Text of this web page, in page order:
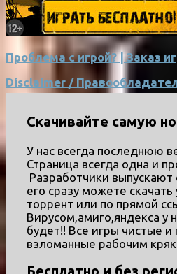
Проблема с игрой? | Заказ
Disclaimer /
Скачивайте самую
У нас всегда последнюю
Страница всегда одна и
Разработчики
его сразу можете скачать
торрент или по прямой
Вирусом,амиго,яндекса у
будет!! Все игры чистые и
взломанные рабочим